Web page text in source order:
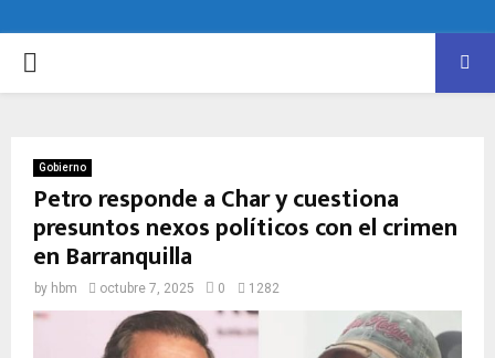
PRIMARY
Gobierno
Petro responde a Char y cuestiona
presuntos nexos políticos con el crimen
en Barranquilla
by hbm octubre 7, 2025 0 1282